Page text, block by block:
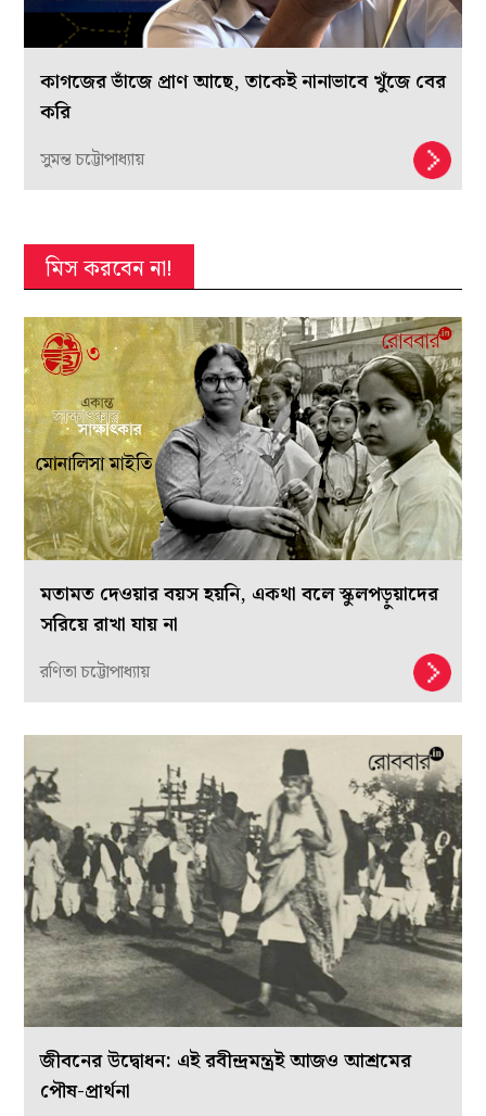
কাগজের ভাঁজে প্রাণ আছে, তাকেই নানাভাবে খুঁজে বের
করি
সুমন্ত চট্টোপাধ্যায়
মিস করবেন না!
মতামত দেওয়ার বয়স হয়নি, একথা বলে স্কুলপড়ুয়াদের
সরিয়ে রাখা যায় না
রণিতা চট্টোপাধ্যায়
জীবনের উদ্বোধন: এই রবীন্দ্রমন্ত্রই আজও আশ্রমের
পৌষ-প্রার্থনা